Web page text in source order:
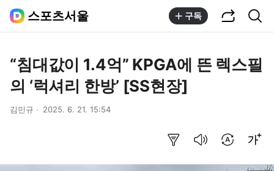
스포츠서울 구독
“침대값이 1.4억” KPGA에 뜬 렉스필
의 ‘럭셔리 한방’ [SS현장]
김민규 2025. 6. 21. 15:54